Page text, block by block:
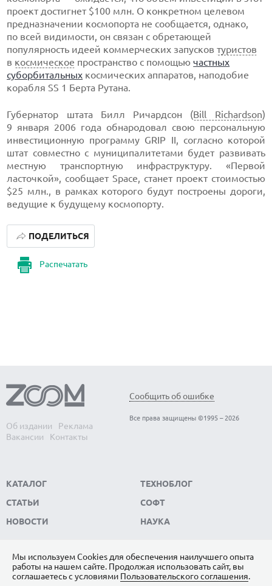
проект достигнет $100 млн. О конкретном целевом
предназначении космопорта не сообщается, однако,
по всей видимости, он связан с обретающей
популярность идеей коммерческих запусковтуристов
в космическое пространство с помощьючастных
суборбитальных космических аппаратов, наподобие
корабля SS 1 Берта Рутана.
Губернатор штата Билл Ричардсон (Bill Richardson)
9 января 2006 года обнародовал свою персональную
инвестиционную программу GRIP II, согласно которой
штат совместно с муниципалитетами будет развивать
местную транспортную инфраструктуру. «Первой
ласточкой», сообщает Space, станет проект стоимостью
$25 млн., в рамках которого будут построены дороги,
ведущие к будущему космопорту.
Распечатать
ПОДЕЛИТЬСЯ
Об издании
Реклама
Вакансии
Контакты
Сообщить об ошибке
Все права защищены ©1995 – 2026
КАТАЛОГ
СТАТЬИ
НОВОСТИ
ТЕХНОБЛОГ
СОФТ
НАУКА
ПОДПИШИТЕСЬ НА НАС
Мы используем Сookies для обеспечения наилучшего опыта
работы на нашем сайте. Продолжая использовать сайт, вы
соглашаетесь с условиями Пользовательского соглашения.